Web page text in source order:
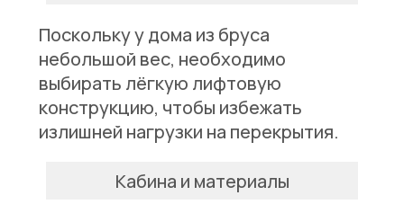
Поскольку у дома из бруса
небольшой вес, необходимо
выбирать лёгкую лифтовую
конструкцию, чтобы избежать
излишней нагрузки на перекрытия.
Кабина и материалы